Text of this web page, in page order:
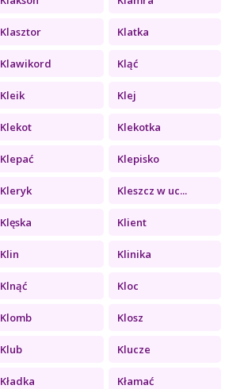
Klasztor Klatka
Klawikord Kląć
Kleik Klej
Klekot Klekotka
Klepać Klepisko
Kleryk Kleszcz w uc...
Klęska Klient
Klin Klinika
Klnąć Kloc
Klomb Klosz
Klub Klucze
Kładka Kłamać